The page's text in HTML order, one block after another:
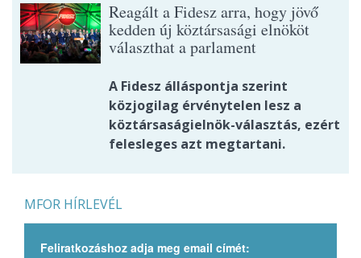
Reagált a Fidesz arra, hogy jövő
kedden új köztársasági elnököt
választhat a parlament
A Fidesz álláspontja szerint
közjogilag érvénytelen lesz a
köztársaságielnök-választás, ezért
felesleges azt megtartani.
MFOR HÍRLEVÉL
Feliratkozáshoz adja meg email címét: